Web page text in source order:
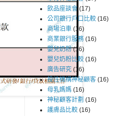
飲品座談會 (17)
公司銀行戶口比較 (16)
商場泊車 (16)
商業銀行服務 (16)
嬰兒奶粉 (16)
嬰兒奶粉比較 (16)
廣告研究 (16)
投注機構神秘顧客 (16)
母乳媽媽 (16)
神秘顧客計劃 (16)
護膚品比較 (16)